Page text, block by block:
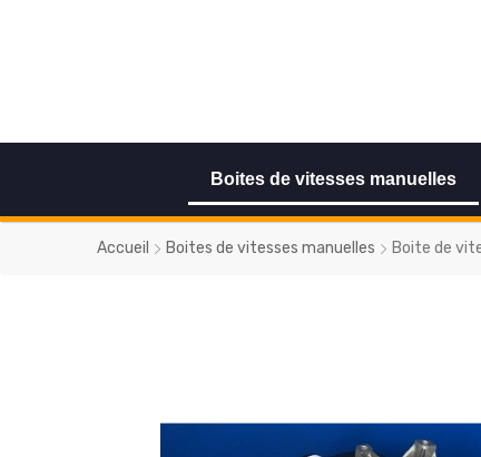
Boites de vitesses manuelles
Accueil Boites de vitesses manuelles Boite de